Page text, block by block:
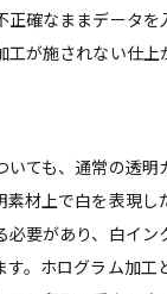
正確なままデータを
工が施されない仕上
いても、通常の透明
素材上で白を表現し
必要があり、白イン
す。ホログラム加工